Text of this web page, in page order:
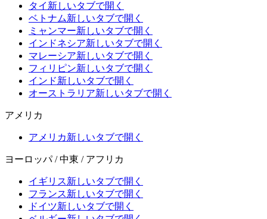
タイ 新しいタブで開く
ベトナム新しいタブで開く
ミャンマー新しいタブで開く
インドネシア新しいタブで開く
マレーシア新しいタブで開く
フィリピン新しいタブで開く
インド新しいタブで開く
オーストラリア新しいタブで開く
アメリカ
アメリカ新しいタブで開く
ヨーロッパ / 中東 / アフリカ
イギリス新しいタブで開く
フランス新しいタブで開く
ドイツ新しいタブで開く